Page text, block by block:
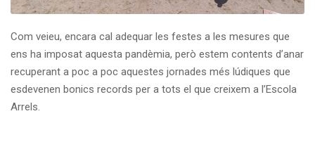
Com veieu, encara cal adequar les festes a les mesures que
ens ha imposat aquesta pandèmia, però estem contents d’anar
recuperant a poc a poc aquestes jornades més lúdiques que
esdevenen bonics records per a tots el que creixem a l’Escola
Arrels.